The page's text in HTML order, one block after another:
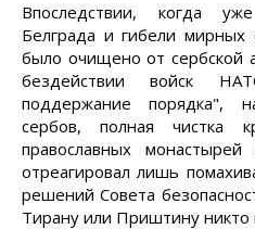
Впоследствии, когда
Белграда и гибели мирных
было очищено от сербской
бездействии войск
поддержание порядка",
сербов, полная чистка
православных
отреагировал лишь
решений Совета
Тирану или Приштину никто